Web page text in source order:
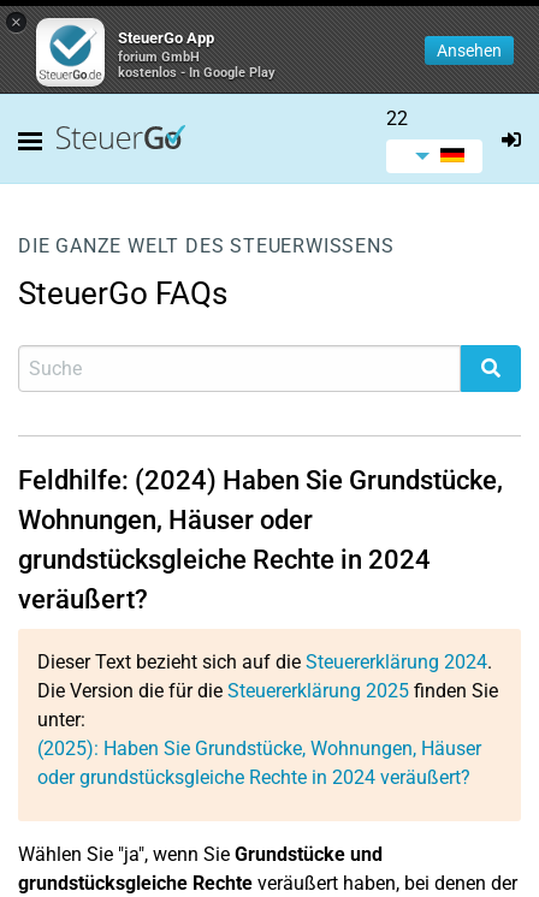
×
SteuerGo App
forium GmbH
kostenlos - In Google Play
Ansehen
22
DIE GANZE WELT DES STEUERWISSENS
SteuerGo FAQs
Feldhilfe: (2024) Haben Sie Grundstücke,
Wohnungen, Häuser oder
grundstücksgleiche Rechte in 2024
veräußert?
Dieser Text bezieht sich auf die Steuererklärung 2024.
Die Version die für die Steuererklärung 2025 finden Sie
unter:
(2025): Haben Sie Grundstücke, Wohnungen, Häuser
oder grundstücksgleiche Rechte in 2024 veräußert?
Wählen Sie "ja", wenn Sie Grundstücke und
grundstücksgleiche Rechte veräußert haben, bei denen der